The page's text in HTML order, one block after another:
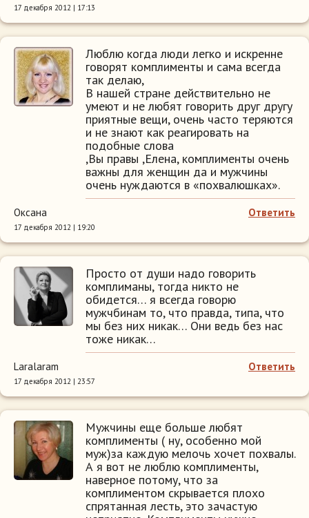
17 декабря 2012 | 17:13
Люблю когда люди легко и искренне
говорят комплименты и сама всегда
так делаю,
В нашей стране действительно не
умеют и не любят говорить друг другу
приятные вещи, очень часто теряются
и не знают как реагировать на
подобные слова
,Вы правы ,Елена, комплименты очень
важны для женщин да и мужчины
очень нуждаются в «похвалюшках».
Ответить
Оксана
17 декабря 2012 | 19:20
Просто от души надо говорить
комплиманы, тогда никто не
обидется… я всегда говорю
мужчбинам то, что правда, типа, что
мы без них никак… Они ведь без нас
тоже никак…
Ответить
Laralaram
17 декабря 2012 | 23:57
Мужчины еще больше любят
комплименты ( ну, особенно мой
муж)за каждую мелочь хочет похвалы.
А я вот не люблю комплименты,
наверное потому, что за
комплиментом скрывается плохо
спрятанная лесть, это зачастую